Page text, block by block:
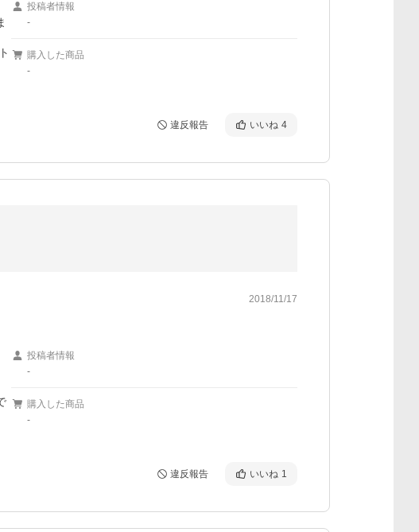
投稿者情報
-
購入した商品
-
違反報告 いいね 4
2018/11/17
投稿者情報
-
購入した商品
-
違反報告 いいね 1